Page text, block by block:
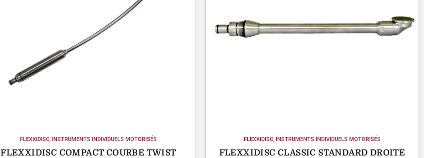
FLEXXIDISC, INSTRUMENTS INDIVIDUELS MOTORISÉS
FLEXXIDISC COMPACT COURBE TWIST
FLEXXIDISC, INSTRUMENTS INDIVIDUELS MOTORISÉS
FLEXXIDISC CLASSIC STANDARD DROITE